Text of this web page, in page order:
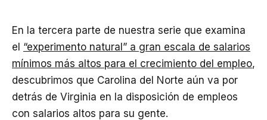
En la tercera parte de nuestra serie que examina
el “experimento natural” a gran escala de salarios
mínimos más altos para el crecimiento del empleo,
descubrimos que Carolina del Norte aún va por
detrás de Virginia en la disposición de empleos
con salarios altos para su gente.